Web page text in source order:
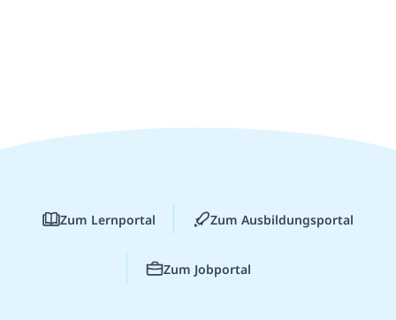
Zum Lernportal Zum Ausbildungsportal
Zum Jobportal